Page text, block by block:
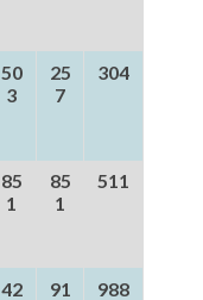
50
3
25
7
304
85
1
85
1
511
42 91 988